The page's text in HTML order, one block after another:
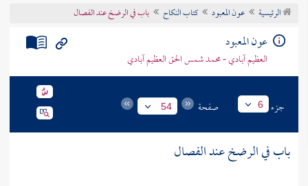
تراجم الأعلام
الرئيسية عون المعبود كتاب النكاح باب في الرضخ عند الفصال
عون المعبود
العظيم آبادي - محمد شمس الحق العظيم آبادي
جزء 6 صفحة 54
باب في الرضخ عند الفصال